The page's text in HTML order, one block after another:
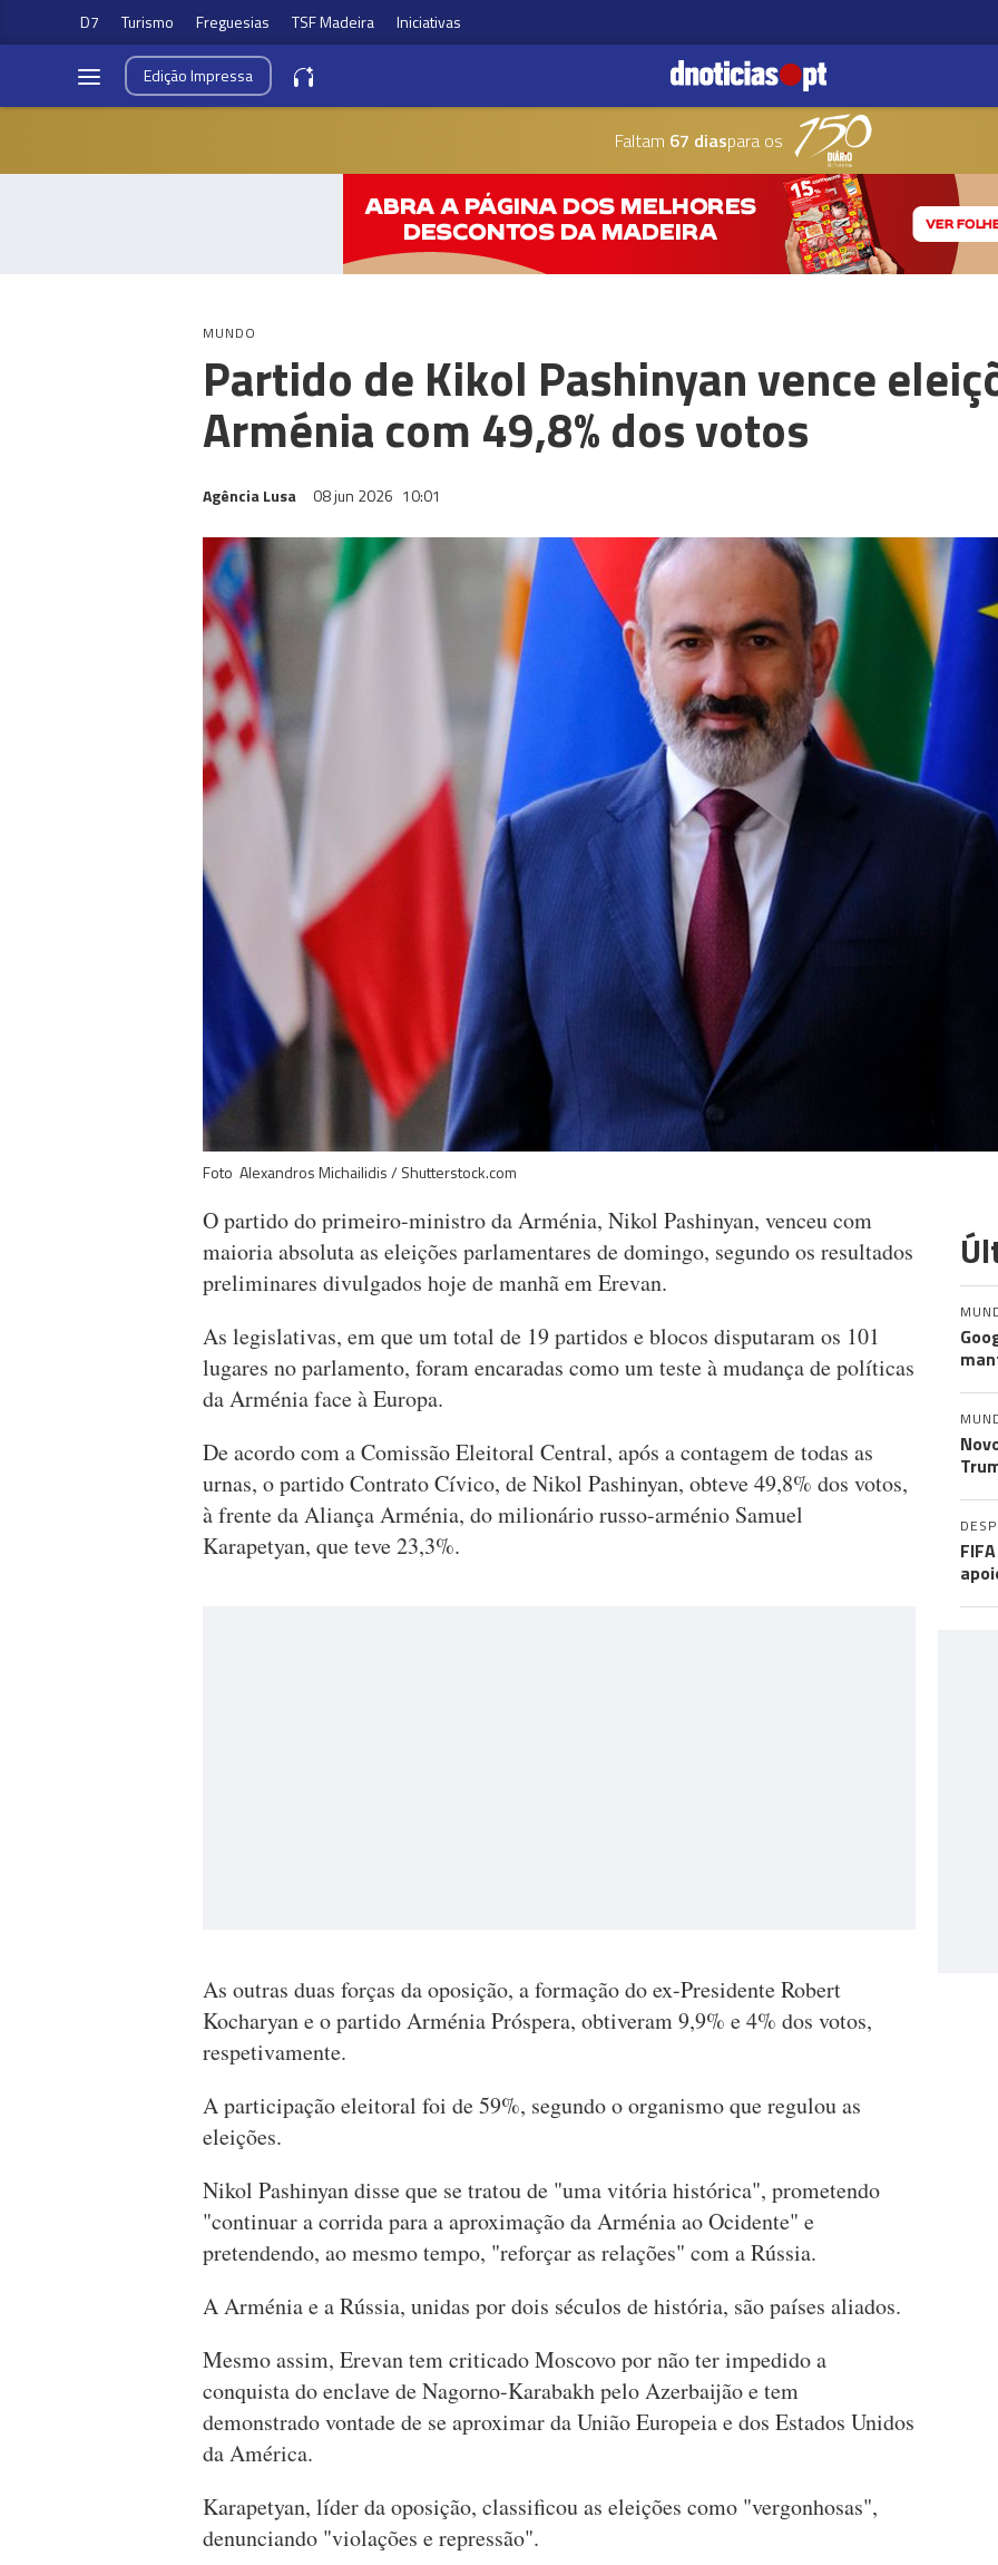
D7 Turismo Freguesias TSF Madeira Iniciativas
EdiçãoImpressa
Faltam 67 diaspara os
MUNDO
Partido de Kikol Pashinyan vence
Arménia com 49,8% dos votos
Agência Lusa 08 jun 2026 10:01
Foto Alexandros Michailidis / Shutterstock.com
O partido do primeiro-ministro da Arménia, Nikol Pashinyan, venceu com
maioria absoluta as eleições parlamentares de domingo, segundo os resultados
preliminares divulgados hoje de manhã em Erevan.
As legislativas, em que um total de 19 partidos e blocos disputaram os 101
lugares no parlamento, foram encaradas como um teste à mudança de políticas
da Arménia face à Europa.
De acordo com a Comissão Eleitoral Central, após a contagem de todas as
urnas, o partido Contrato Cívico, de Nikol Pashinyan, obteve 49,8% dos votos,
à frente da Aliança Arménia, do milionário russo-arménio Samuel
Karapetyan, que teve 23,3%.
As outras duas forças da oposição, a formação do ex-Presidente Robert
Kocharyan e o partido Arménia Próspera, obtiveram 9,9% e 4% dos votos,
respetivamente.
A participação eleitoral foi de 59%, segundo o organismo que regulou as
eleições.
Nikol Pashinyan disse que se tratou de "uma vitória histórica", prometendo
"continuar a corrida para a aproximação da Arménia ao Ocidente" e
pretendendo, ao mesmo tempo, "reforçar as relações" com a Rússia.
A Arménia e a Rússia, unidas por dois séculos de história, são países aliados.
Mesmo assim, Erevan tem criticado Moscovo por não ter impedido a
conquista do enclave de Nagorno-Karabakh pelo Azerbaijão e tem
demonstrado vontade de se aproximar da União Europeia e dos Estados Unidos
da América.
Karapetyan, líder da oposição, classificou as eleições como "vergonhosas",
denunciando "violações e repressão".